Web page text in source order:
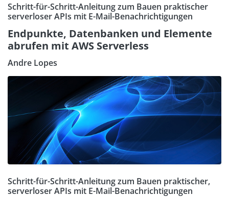
Schritt-für-Schritt-Anleitung zum Bauen praktischer
serverloser APIs mit E-Mail-Benachrichtigungen
Endpunkte, Datenbanken und Elemente
abrufen mit AWS Serverless
Andre Lopes
Schritt-für-Schritt-Anleitung zum Bauen praktischer,
serverloser APIs mit E-Mail-Benachrichtigungen